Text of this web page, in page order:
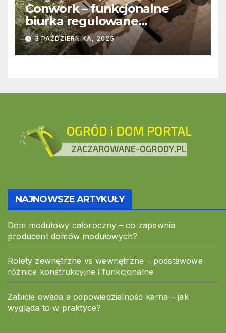
Conwork – funkcjonalne
biurka regulowane
stworzone z myślą o
nowoczesnych
przestrzeniach pracy
3 PAŹDZIERNIKA, 2025
NAJNOWSZE ARTYKUŁY
Dom modułowy całoroczny – co zapewnia
producent domów modułowych?
Rolety zewnętrzne vs wewnętrzne – podstawowe
różnice konstrukcyjne i funkcjonalne
Zabicie owada a odpowiedzialność karna – jak
wygląda to w praktyce?